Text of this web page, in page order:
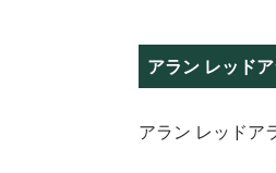
アラン レッド
アラン レッドア